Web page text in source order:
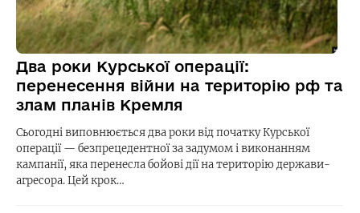
Два роки Курської операції:
перенесення війни на територію рф та
злам планів Кремля
Сьогодні виповнюється два роки від початку Курської
операції — безпрецедентної за задумом і виконанням
кампанії, яка перенесла бойові дії на територію держави-
агресора. Цей крок…